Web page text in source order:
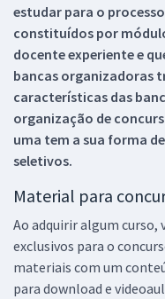
estudar para o
constituídos por
docente experiente e
bancas organizadoras
características das
organização de
uma tem a sua forma
seletivos.
Material para
Ao adquirir algum curso,
exclusivos para o
materiais com um
para download e